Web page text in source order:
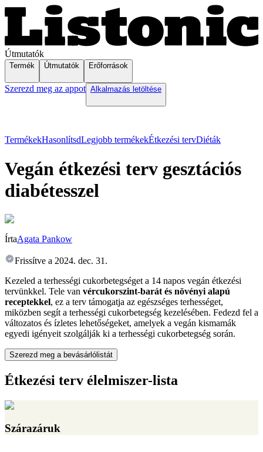
Útmutatók
Termék Útmutatók Erőforrások
Szerezd meg az appot Alkalmazás letöltése
TermékekHasonlítsdLegjobb termékekÉtkezési tervDiéták
Vegán étkezési terv gesztációs
diabétesszel
ÍrtaAgata Pankow
Frissítve a 2024. dec. 31.
Kezeled a terhességi cukorbetegséget a 14 napos vegán étkezési
tervünkkel. Tele van vércukorszint-barát és növényi alapú
receptekkel, ez a terv támogatja az egészséges terhességet,
miközben segít a terhességi cukorbetegség kezelésében. Fedezd fel a
változatos és ízletes lehetőségeket, amelyek a vegán kismamák
egyedi igényeit szolgálják ki a terhességi cukorbetegség során.
Szerezd meg a bevásárlólistát
Étkezési terv élelmiszer-lista
Szárazáruk